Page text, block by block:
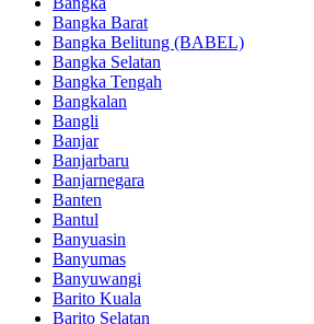
Bangka Barat
Bangka Belitung (BABEL)
Bangka Selatan
Bangka Tengah
Bangkalan
Bangli
Banjar
Banjarbaru
Banjarnegara
Banten
Bantul
Banyuasin
Banyumas
Banyuwangi
Barito Kuala
Barito Selatan